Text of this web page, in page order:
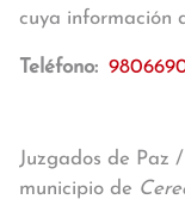
cuya información
Teléfono:
Juzgados de Paz
municipio de